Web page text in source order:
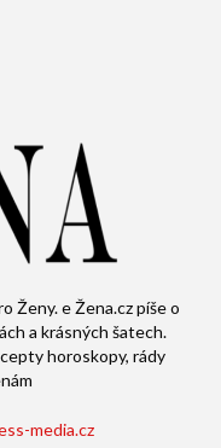
Ženy. e Žena.cz píše o
a krásných šatech.
horoskopy, rády
media.cz